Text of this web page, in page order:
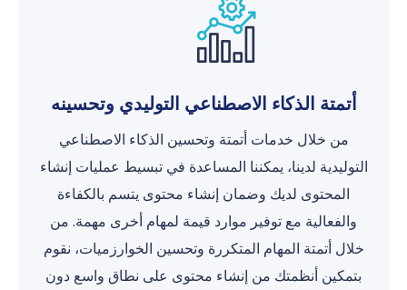
أتمتة الذكاء الاصطناعي التوليدي وتحسينه
من خلال خدمات أتمتة وتحسين الذكاء الاصطناعي
التوليدية لدينا، يمكننا المساعدة في تبسيط عمليات إنشاء
المحتوى لديك وضمان إنشاء محتوى يتسم بالكفاءة
والفعالية مع توفير موارد قيمة لمهام أخرى مهمة. من
خلال أتمتة المهام المتكررة وتحسين الخوارزميات، نقوم
بتمكين أنظمتك من إنشاء محتوى على نطاق واسع دون